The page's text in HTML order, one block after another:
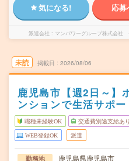
気になる! 応
派遣会社 マンパワーグループ株式会社
未読 掲載日 2026/08/06
鹿児島市【週2日～】
ンションで生活サポー
職種未経験OK 交通費別途支給あり
WEB登録OK 派遣
勤務地
鹿児島県鹿児島市